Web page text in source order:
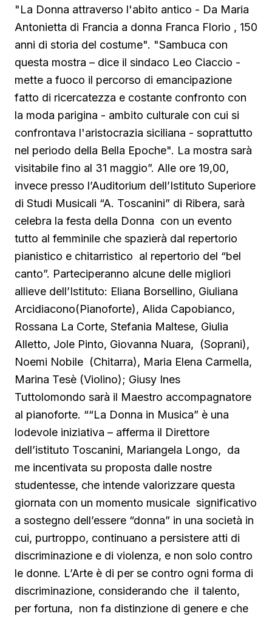
"La Donna attraverso l'abito antico - Da Maria
Antonietta di Francia a donna Franca Florio , 150
anni di storia del costume". "Sambuca con
questa mostra – dice il sindaco Leo Ciaccio -
mette a fuoco il percorso di emancipazione
fatto di ricercatezza e costante confronto con
la moda parigina - ambito culturale con cui si
confrontava l'aristocrazia siciliana - soprattutto
nel periodo della Bella Epoche". La mostra sarà
visitabile fino al 31 maggio”. Alle ore 19,00,
invece presso l’Auditorium dell’Istituto Superiore
di Studi Musicali “A. Toscanini” di Ribera, sarà
celebra la festa della Donna con un evento
tutto al femminile che spazierà dal repertorio
pianistico e chitarristico al repertorio del “bel
canto”. Parteciperanno alcune delle migliori
allieve dell’Istituto: Eliana Borsellino, Giuliana
Arcidiacono(Pianoforte), Alida Capobianco,
Rossana La Corte, Stefania Maltese, Giulia
Alletto, Jole Pinto, Giovanna Nuara, (Soprani),
Noemi Nobile (Chitarra), Maria Elena Carmella,
Marina Tesè (Violino); Giusy Ines
Tuttolomondo sarà il Maestro accompagnatore
al pianoforte. ““La Donna in Musica” è una
lodevole iniziativa – afferma il Direttore
dell’istituto Toscanini, Mariangela Longo, da
me incentivata su proposta dalle nostre
studentesse, che intende valorizzare questa
giornata con un momento musicale significativo
a sostegno dell’essere “donna” in una società in
cui, purtroppo, continuano a persistere atti di
discriminazione e di violenza, e non solo contro
le donne. L’Arte è di per se contro ogni forma di
discriminazione, considerando che il talento,
per fortuna, non fa distinzione di genere e che